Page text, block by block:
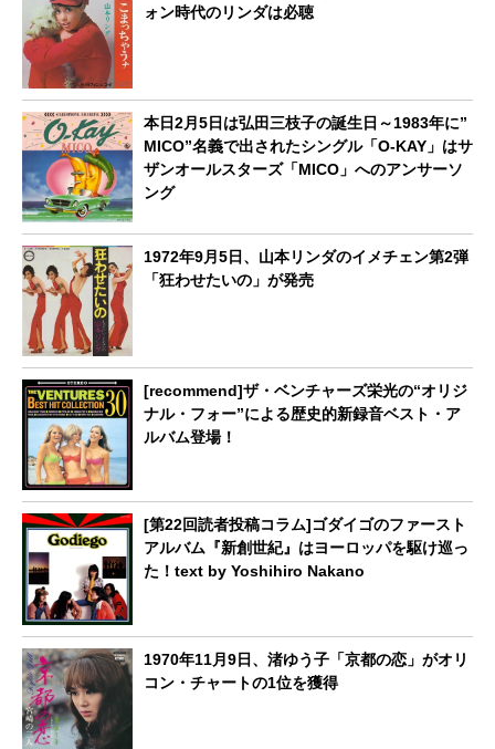
ォン時代のリンダは必聴
本日2月5日は弘田三枝子の誕生日～1983年に”
MICO”名義で出されたシングル「O-KAY」はサ
ザンオールスターズ「MICO」へのアンサーソ
ング
1972年9月5日、山本リンダのイメチェン第2弾
「狂わせたいの」が発売
[recommend]ザ・ベンチャーズ栄光の“オリジ
ナル・フォー”による歴史的新録音ベスト・ア
ルバム登場！
[第22回読者投稿コラム]ゴダイゴのファースト
アルバム『新創世紀』はヨーロッパを駆け巡っ
た！text by Yoshihiro Nakano
1970年11月9日、渚ゆう子「京都の恋」がオリ
コン・チャートの1位を獲得